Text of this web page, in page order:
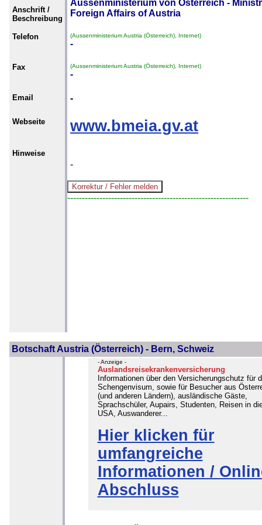
Anschrift /
Beschreibung
Aussenministerium von Österreich -
Foreign Affairs of Austria
Telefon (Aussenministerium Austria (Österreich), Internet)
-
Fax (Aussenministerium Austria (Österreich), Internet)
-
Email -
Webseite www.bmeia.gv.at
Hinweise
-
--------------------------------------------------------------
Botschaft Austria (Österreich) - Bern, Schweiz
- Anzeige -
Auslandsreisekrankenversicherung
Informationen über den Versicherungschutz für
Schengenvisum, sowie für Besucher aus
(und anderen Ländern), ausländische Gäste,
Sprachschüler, Aupairs, Studenten, Reisen in
USA, Auswanderer...
Hier klicken für
umfangreiche
Informationen /
Abschluss